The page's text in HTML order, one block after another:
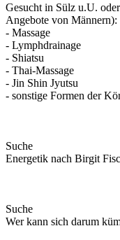
Gesucht in Sülz u.U.
Angebote von Männern):
- Massage
- Lymphdrainage
- Shiatsu
- Thai‑Massage
- Jin Shin Jyutsu
- sonstige Formen der
Suche
Energetik nach Birgit
Suche
Wer kann sich darum